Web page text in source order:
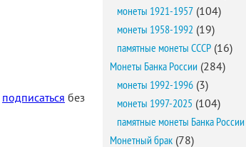
подписаться без
монеты 1921-1957 (104)
монеты 1958-1992 (19)
памятные монеты СССР (16)
Монеты Банка России (284)
монеты 1992-1996 (3)
монеты 1997-2025 (104)
памятные монеты Банка России
Монетный брак (78)